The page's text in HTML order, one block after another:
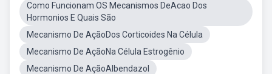
Como Funcionam OS Mecanismos DeAcao Dos
Hormonios E Quais São
Mecanismo De AçãoDos Corticoides Na Célula
Mecanismo De AçãoNa Célula Estrogênio
Mecanismo De AçãoAlbendazol